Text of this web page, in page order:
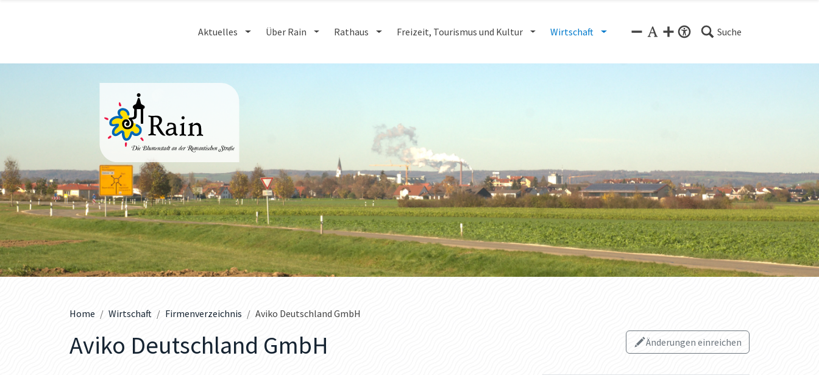
Aktuelles Über Rain Rathaus Freizeit, Tourismus und Kultur Wirtschaft Suche
Home Wirtschaft Firmenverzeichnis Aviko Deutschland GmbH
Änderungen einreichen
Aviko Deutschland GmbH